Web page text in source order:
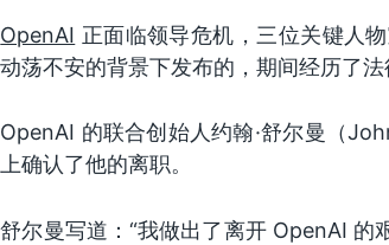
OpenAI 正面临领导危机，三位关键人
动荡不安的背景下发布的，期间经历了法
OpenAI 的联合创始人约翰·舒尔曼（
上确认了他的离职。
舒尔曼写道：“我做出了离开 OpenAI 的